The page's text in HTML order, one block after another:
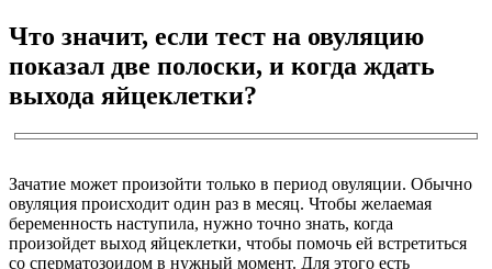
Что значит, если тест на овуляцию
показал две полоски, и когда ждать
выхода яйцеклетки?
Зачатие может произойти только в период овуляции. Обычно
овуляция происходит один раз в месяц. Чтобы желаемая
беременность наступила, нужно точно знать, когда
произойдет выход яйцеклетки, чтобы помочь ей встретиться
со сперматозоидом в нужный момент. Для этого есть